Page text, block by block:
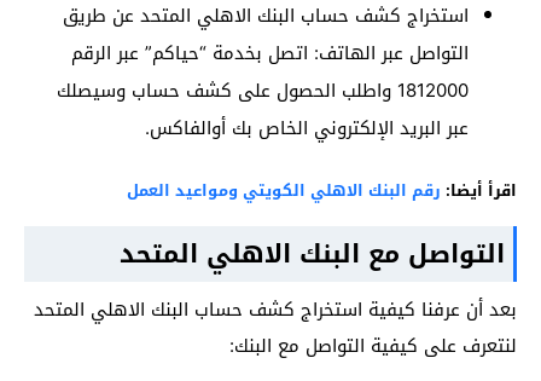
استخراج كشف حساب البنك الاهلي المتحد عن طريق
التواصل عبر الهاتف: اتصل بخدمة “حياكم” عبر الرقم
1812000 واطلب الحصول على كشف حساب وسيصلك
عبر البريد الإلكتروني الخاص بك أوالفاكس.
اقرأ أيضا: رقم البنك الاهلي الكويتي ومواعيد العمل
التواصل مع البنك الاهلي المتحد
بعد أن عرفنا كيفية استخراج كشف حساب البنك الاهلي المتحد
لنتعرف على كيفية التواصل مع البنك: